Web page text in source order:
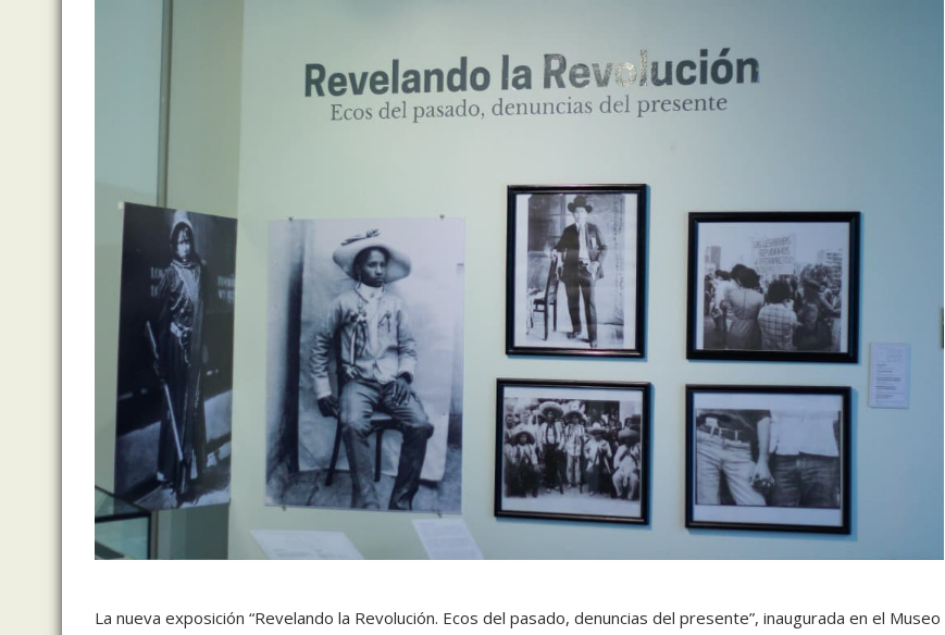
La nueva exposición “Revelando la Revolución. Ecos del pasado, denuncias del presente”, inaugurada en el Museo